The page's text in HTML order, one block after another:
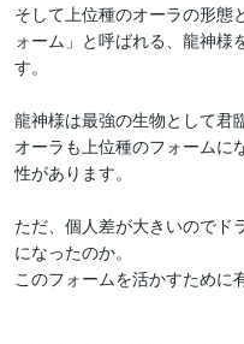
そして上位種のオーラの形態
ォーム」と呼ばれる、龍神様
す。
龍神様は最強の生物として君
オーラも上位種のフォームに
性があります。
ただ、個人差が大きいのでド
になったのか。
このフォームを活かすために